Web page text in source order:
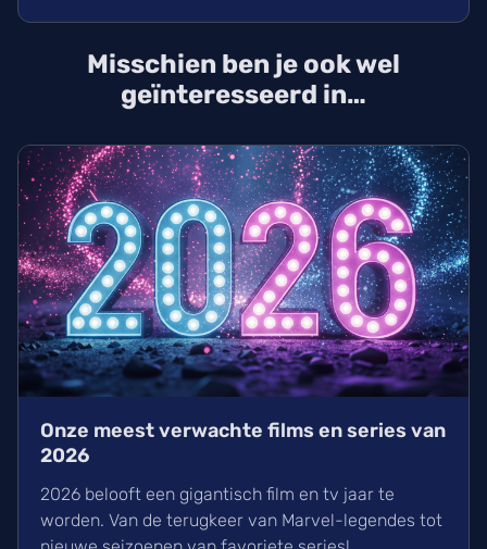
verwachten we de eerste trailer. Ook komt
Avengers: Endgame tijdelijk terug in de zalen als
Encore-versie op 25 september. Bereid je voor op
dit nieuwe hoofdstuk dat leidt naar Avengers:
Secret Wars in 2027.
Misschien ben je ook wel
geïnteresseerd in…
Onze meest verwachte films en series van
2026
2026 belooft een gigantisch film en tv jaar te
worden. Van de terugkeer van Marvel-legendes tot